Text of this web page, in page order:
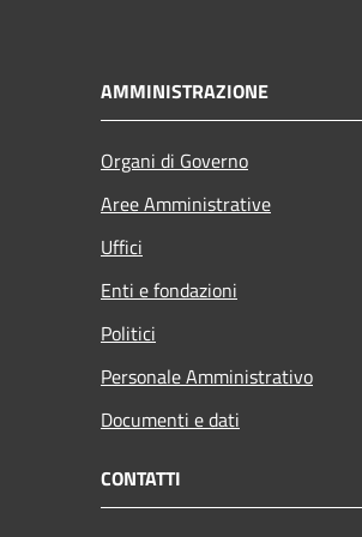
AMMINISTRAZIONE
Organi di Governo
Aree Amministrative
Uffici
Enti e fondazioni
Politici
Personale Amministrativo
Documenti e dati
CONTATTI